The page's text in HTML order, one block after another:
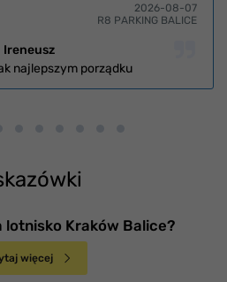
2026-08-07
R8 PARKING BALICE
Ireneusz
najlepszym porządku
Kraków Balice?
więcej